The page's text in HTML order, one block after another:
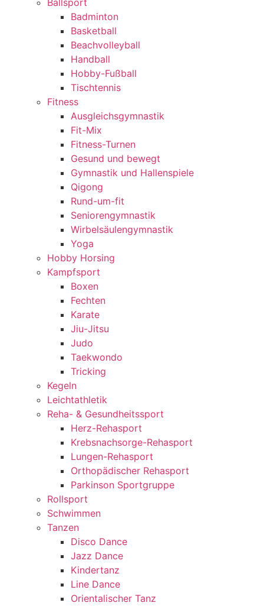
Ballsport
Badminton
Basketball
Beachvolleyball
Handball
Hobby-Fußball
Tischtennis
Fitness
Ausgleichsgymnastik
Fit-Mix
Fitness-Turnen
Gesund und bewegt
Gymnastik und Hallenspiele
Qigong
Rund-um-fit
Seniorengymnastik
Wirbelsäulengymnastik
Yoga
Hobby Horsing
Kampfsport
Boxen
Fechten
Karate
Jiu-Jitsu
Judo
Taekwondo
Tricking
Kegeln
Leichtathletik
Reha- & Gesundheitssport
Herz-Rehasport
Krebsnachsorge-Rehasport
Lungen-Rehasport
Orthopädischer Rehasport
Parkinson Sportgruppe
Rollsport
Schwimmen
Tanzen
Disco Dance
Jazz Dance
Kindertanz
Line Dance
Orientalischer Tanz